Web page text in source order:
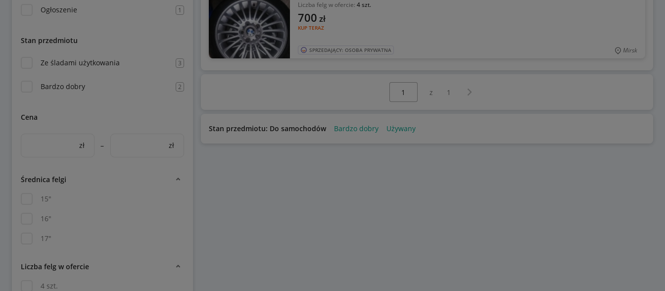
Ogłoszenie 1
Stan przedmiotu
Ze śladami użytkowania 3
Bardzo dobry 2
Cena
zł – zł
Średnica felgi
15"
16"
17"
Liczba felg w ofercie
4 szt.
Liczba felg w ofercie: 4 szt.
KUP TERAZ
700 zł
SPRZEDAJĄCY: OSOBA PRYWATNA Mirsk
z 1 Następna strona
Stan przedmiotu: Do samochodów Bardzo dobry Używany